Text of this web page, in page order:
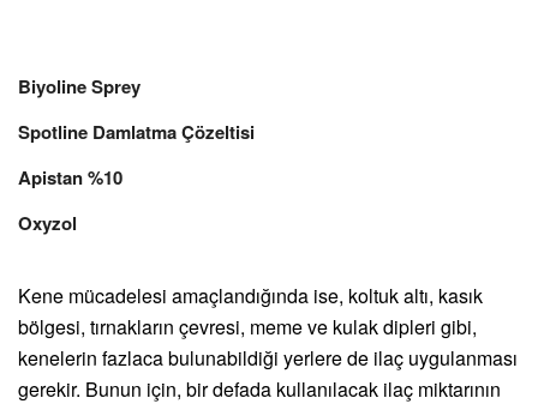
Biyoline Sprey
Spotline Damlatma Çözeltisi
Apistan %10
Oxyzol
Kene mücadelesi amaçlandığında ise, koltuk altı, kasık
bölgesi, tırnakların çevresi, meme ve kulak dipleri gibi,
kenelerin fazlaca bulunabildiği yerlere de ilaç uygulanması
gerekir. Bunun için, bir defada kullanılacak ilaç miktarının